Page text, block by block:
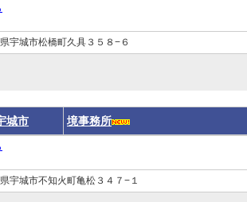
宇城市松橋町久具３５８−６
城市 境事務所
宇城市不知火町亀松３４７−１